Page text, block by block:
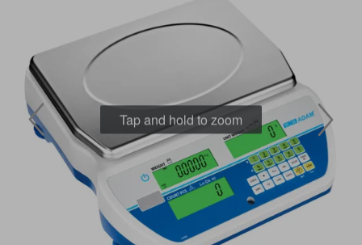
images
gallery
Tap and hold to zoom